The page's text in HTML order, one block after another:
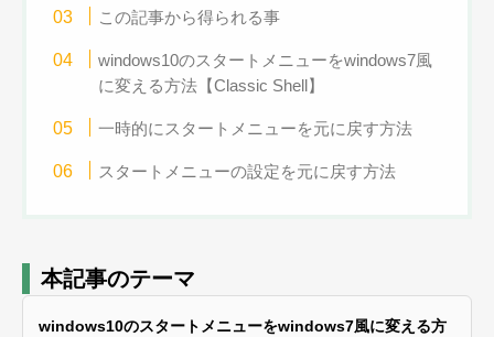
この記事から得られる事
windows10のスタートメニューをwindows7風
に変える方法【Classic Shell】
一時的にスタートメニューを元に戻す方法
スタートメニューの設定を元に戻す方法
本記事のテーマ
windows10のスタートメニューをwindows7風に変える方